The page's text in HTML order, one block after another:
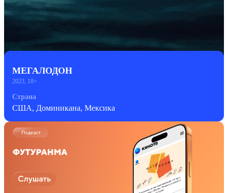
МЕГАЛОДОН
2023, 18+
Страна
США, Доминикана, Мексика